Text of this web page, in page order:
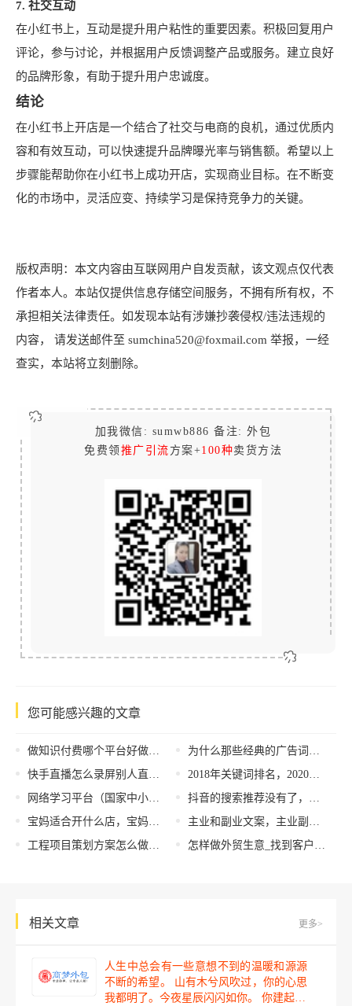
7. 社交互动
在小红书上，互动是提升用户粘性的重要因素。积极回复用户
评论，参与讨论，并根据用户反馈调整产品或服务。建立良好
的品牌形象，有助于提升用户忠诚度。
结论
在小红书上开店是一个结合了社交与电商的良机，通过优质内
容和有效互动，可以快速提升品牌曝光率与销售额。希望以上
步骤能帮助你在小红书上成功开店，实现商业目标。在不断变
化的市场中，灵活应变、持续学习是保持竞争力的关键。
版权声明：本文内容由互联网用户自发贡献，该文观点仅代表
作者本人。本站仅提供信息存储空间服务，不拥有所有权，不
承担相关法律责任。如发现本站有涉嫌抄袭侵权/违法违规的
内容， 请发送邮件至 sumchina520@foxmail.com 举报，一经
查实，本站将立刻删除。
加我微信: sumwb886 备注: 外包
免费领 推广引流 方案+100种卖货方法
您可能感兴趣的文章
做知识付费哪个平台好做（知识付费项目怎么样）
快手直播怎么录屏别人直播视频，快手直播怎么录屏别人直播视频苹果手机？
网络学习平台（国家中小学网络云平台免费网课）
宝妈适合开什么店，宝妈一人适合开什么店？
工程项目策划方案怎么做，工程项目策划方案怎么做的？
为什么那些经典的广告词被广泛流传？
2018年关键词排名，2020关键词排名
抖音的搜索推荐没有了，搜索推荐功能消失了？
主业和副业文案，主业副业一起发展的说说
怎样做外贸生意_找到客户信息，怎样做外贸生意_找到客户信息呢？
相关文章 更多>
人生中总会有一些意想不到的温暖和源源
不断的希望。 山有木兮风吹过，你的心思
我都明了。今夜星辰闪闪如你。 你建起…